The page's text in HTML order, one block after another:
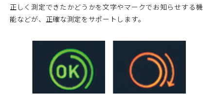
正しく測定できたかどうかを文字やマークでお知らせする機
能などが、正確な測定をサポートします。